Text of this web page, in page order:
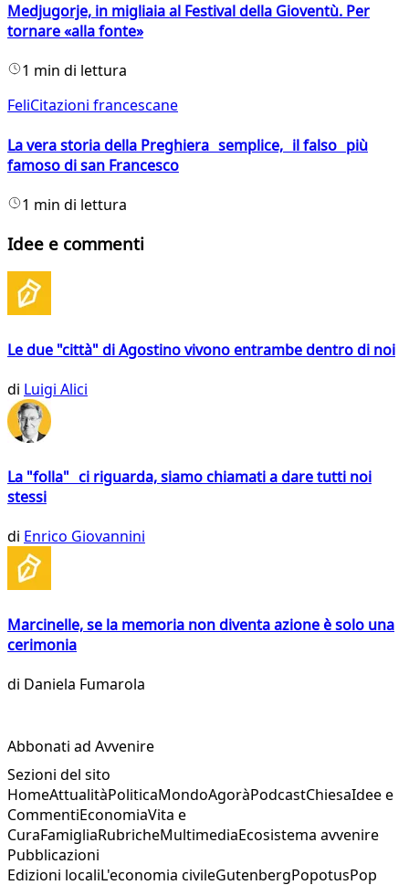
Medjugorje, in migliaia al Festival della Gioventù. Per
tornare «alla fonte»
1 min di lettura
FeliCitazioni francescane
La vera storia della Preghiera semplice, il falso più
famoso di san Francesco
1 min di lettura
Idee e commenti
Le due "città" di Agostino vivono entrambe dentro di noi
di Luigi Alici
La "folla" ci riguarda, siamo chiamati a dare tutti noi
stessi
di Enrico Giovannini
Marcinelle, se la memoria non diventa azione è solo una
cerimonia
di Daniela Fumarola
Abbonati ad Avvenire
Sezioni del sito
HomeAttualitàPoliticaMondoAgoràPodcastChiesaIdee e
CommentiEconomiaVita e
CuraFamigliaRubricheMultimediaEcosistema avvenire
Pubblicazioni
Edizioni localiL'economia civileGutenbergPopotusPop